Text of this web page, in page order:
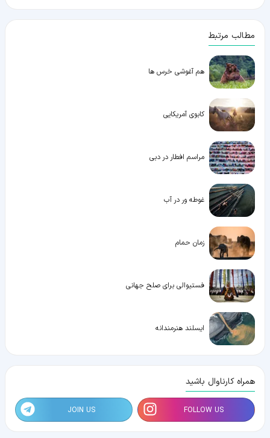
مطالب مرتبط
هم آغوشی خرس ها
کابوی آمریکایی
مراسم افطار در دبی
غوطه ور در آب
زمان حمام
فستیوالی برای صلح جهانی
ایسلند هنرمندانه
همراه کارناوال باشید
FOLLOW US
JOIN US